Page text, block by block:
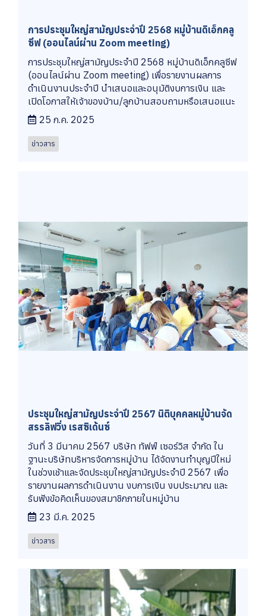
การประชุมใหญ่สามัญประจำปี 2568 หมู่บ้านดิเอ็กคลู
ซีฟ (ออนไลน์ผ่าน Zoom meeting)
การประชุมใหญ่สามัญประจำปี 2568 หมู่บ้านดิเอ็กคลูซีฟ
(ออนไลน์ผ่าน Zoom meeting) เพื่อรายงานผลการ
ดำเนินงานประจำปี นำเสนอและอนุมัติงบการเงิน และ
เปิดโอกาสให้เจ้าของบ้าน/ลูกบ้านสอบถามหรือเสนอแนะ
25 ก.ค. 2025
ข่าวสาร
ประชุมใหญ่สามัญประจำปี 2567 นิติบุคคลหมู่บ้านจัด
สรรลิฟวิ่ง เรสซิเด้นซ์
วันที่ 3 มีนาคม 2567 บริษัท ทัฟฟ์ เซอร์วิส จำกัด ใน
ฐานะบริษัทบริหารจัดการหมู่บ้าน ได้จัดงานทำบุญปีใหม่
ในช่วงเช้าและจัดประชุมใหญ่สามัญประจำปี 2567 เพื่อ
รายงานผลการดำเนินงาน งบการเงิน งบประมาณ และ
รับฟังข้อคิดเห็นของสมาชิกภายในหมู่บ้าน
23 มี.ค. 2025
ข่าวสาร